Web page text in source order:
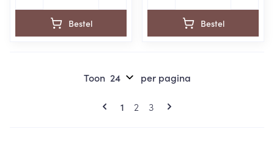
Bestel Bestel
Pagina's
U lees momenteel pagina
1 Pagina
2 Pagina
3
Toon per pagina